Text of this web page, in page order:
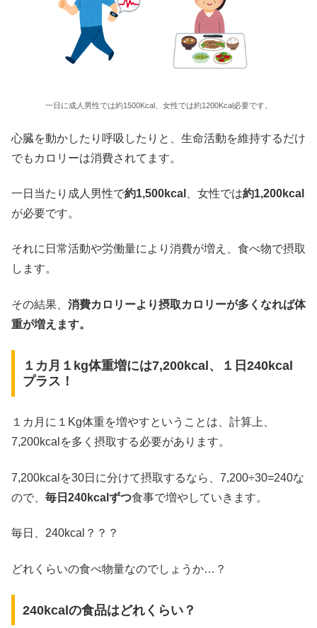
一日に成人男性では約1500Kcal、女性では約1200Kcal必要です。
心臓を動かしたり呼吸したりと、生命活動を維持するだけ
でもカロリーは消費されてます。
一日当たり成人男性で約1,500kcal 、女性では約1,200kcal
が必要です。
それに日常活動や労働量により消費が増え、食べ物で摂取
します。
その結果、 消費カロリーより摂取カロリーが多くなれば体
重が増えます。
１カ月１kg体重増には7,200kcal、１日240kcal
プラス！
１カ月に１Kg体重を増やすということは、計算上、
7,200kcalを多く摂取する必要があります。
7,200kcalを30日に分けて摂取するなら、7,200÷30=240な
ので、 毎日240kcalずつ食事で増やしていきます。
毎日、240kcal？？？
どれくらいの食べ物量なのでしょうか…？
240kcalの食品はどれくらい？